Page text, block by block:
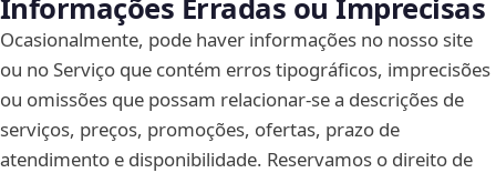
Informações Erradas ou Imprecisas
Ocasionalmente, pode haver informações no nosso site
ou no Serviço que contém erros tipográficos, imprecisões
ou omissões que possam relacionar-se a descrições de
serviços, preços, promoções, ofertas, prazo de
atendimento e disponibilidade. Reservamos o direito de